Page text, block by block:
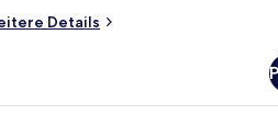
Details
Karomuster, einer Couch, einem